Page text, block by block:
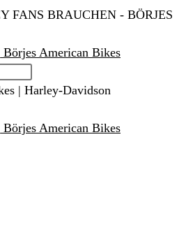
FANS BRAUCHEN - BÖRJES